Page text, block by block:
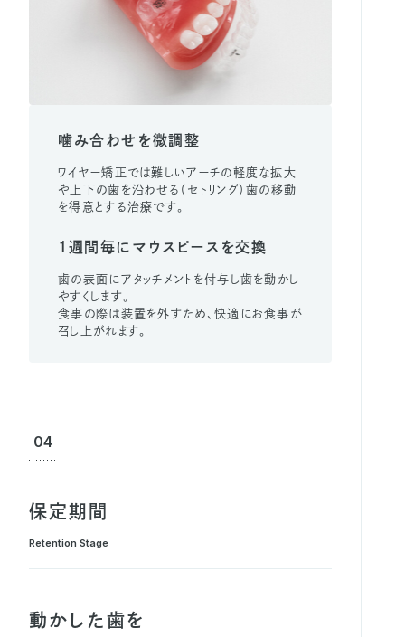
噛み合わせを微調整
ワイヤー矯正では難しいアーチの軽度な拡大
や上下の歯を沿わせる（セトリング）歯の移動
を得意とする治療です。
1週間毎にマウスピースを交換
歯の表面にアタッチメントを付与し歯を動かし
やすくします。
食事の際は装置を外すため、快適にお食事が
召し上がれます。
04
保定期間
Retention Stage
動かした歯を